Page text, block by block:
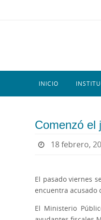
INICIO
Comenzó el
18 febrero,
El pasado viernes
encuentra acusado
El Ministerio